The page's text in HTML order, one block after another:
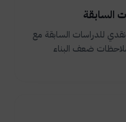
السابقة
للدراسات السابقة مع
ضعف البناء